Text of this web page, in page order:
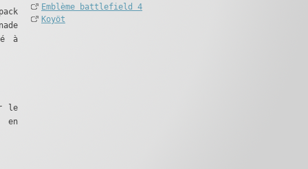
à
le
en
Emblème battlefield 4
Koyöt